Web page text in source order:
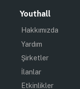
Youthall
Hakkımızda
Yardım
Şirketler
İlanlar
Etkinlikler